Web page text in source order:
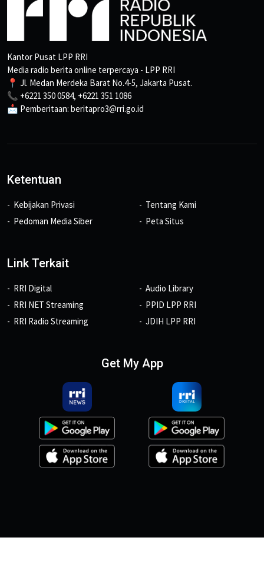
Kantor Pusat LPP RRI
Media radio berita online terpercaya - LPP RRI
📍 Jl. Medan Merdeka Barat No.4-5, Jakarta Pusat.
📞 +6221 350 0584, +6221 351 1086
📩 Pemberitaan: beritapro3@rri.go.id
Ketentuan
Kebijakan Privasi
Pedoman Media Siber
Tentang Kami
Peta Situs
Link Terkait
RRI Digital
RRI NET Streaming
RRI Radio Streaming
Audio Library
PPID LPP RRI
JDIH LPP RRI
Get My App